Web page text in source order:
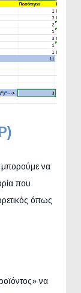
)
μπορούμε να
που
όπως
να